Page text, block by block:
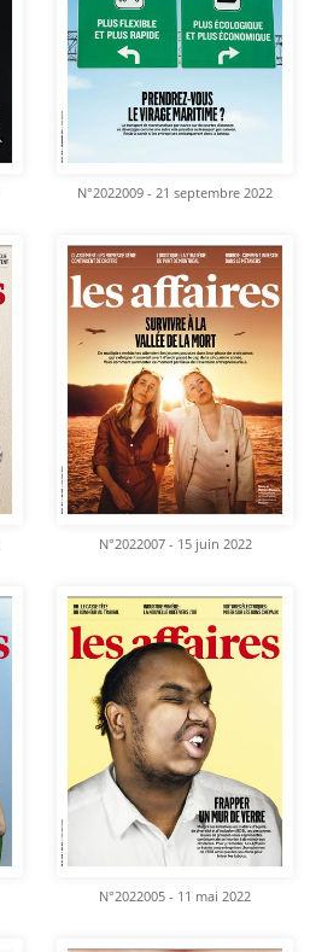
N°2022009 - 21 septembre 2022
N°2022007 - 15 juin 2022
N°2022005 - 11 mai 2022